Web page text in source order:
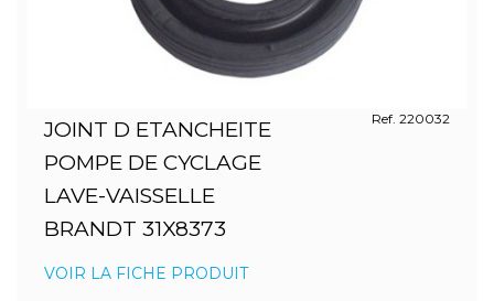
JOINT D ETANCHEITE
POMPE DE CYCLAGE
LAVE-VAISSELLE
BRANDT 31X8373
Ref. 220032
VOIR LA FICHE PRODUIT